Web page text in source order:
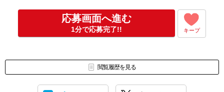
応募画面へ進む
1分で応募完了!! キープ
閲覧履歴を見る